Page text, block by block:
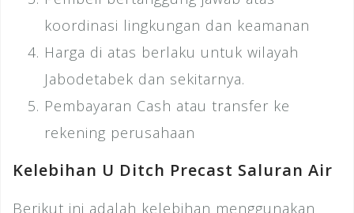
koordinasi lingkungan dan keamanan
Harga di atas berlaku untuk wilayah
Jabodetabek dan sekitarnya.
Pembayaran Cash atau transfer ke
rekening perusahaan
Kelebihan U Ditch Precast Saluran Air
Berikut ini adalah kelebihan menggunakan